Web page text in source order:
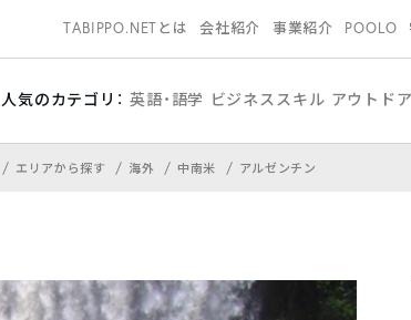
TABIPPO.NETとは 会社紹介 事業紹介 POOLO
人気のカテゴリ： 英語・語学 ビジネススキル アウトドア
エリアから探す 海外 中南米 アルゼンチン